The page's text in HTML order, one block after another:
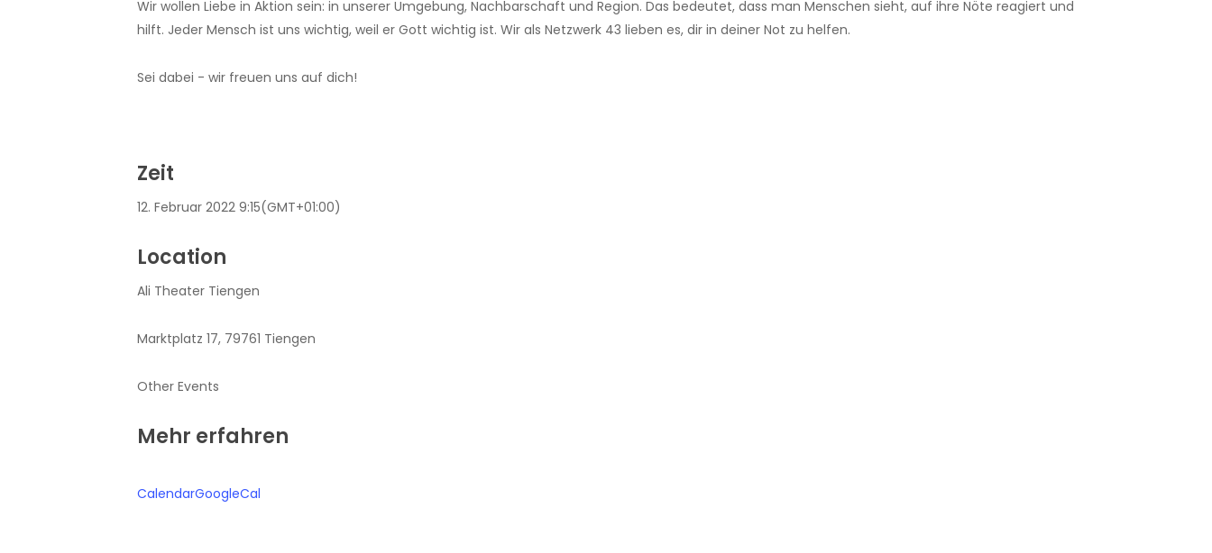
Wir wollen Liebe in Aktion sein: in unserer Umgebung, Nachbarschaft und Region. Das bedeutet, dass man Menschen sieht, auf ihre Nöte reagiert und
hilft. Jeder Mensch ist uns wichtig, weil er Gott wichtig ist. Wir als Netzwerk 43 lieben es, dir in deiner Not zu helfen.
Sei dabei - wir freuen uns auf dich!
Zeit
12. Februar 2022 9:15(GMT+01:00)
Location
Ali Theater Tiengen
Marktplatz 17, 79761 Tiengen
Other Events
Mehr erfahren
CalendarGoogleCal